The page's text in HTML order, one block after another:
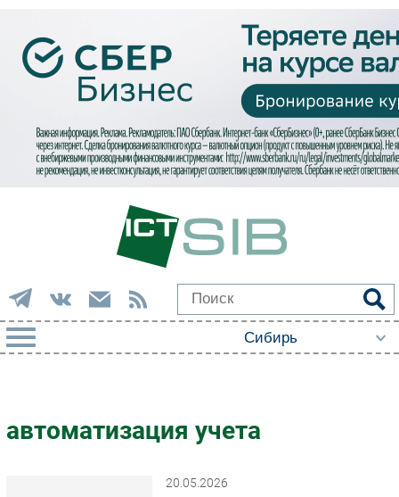
Импорто­замещение
Автоматизация Промышленности
автоматизация учета
20.05.2026